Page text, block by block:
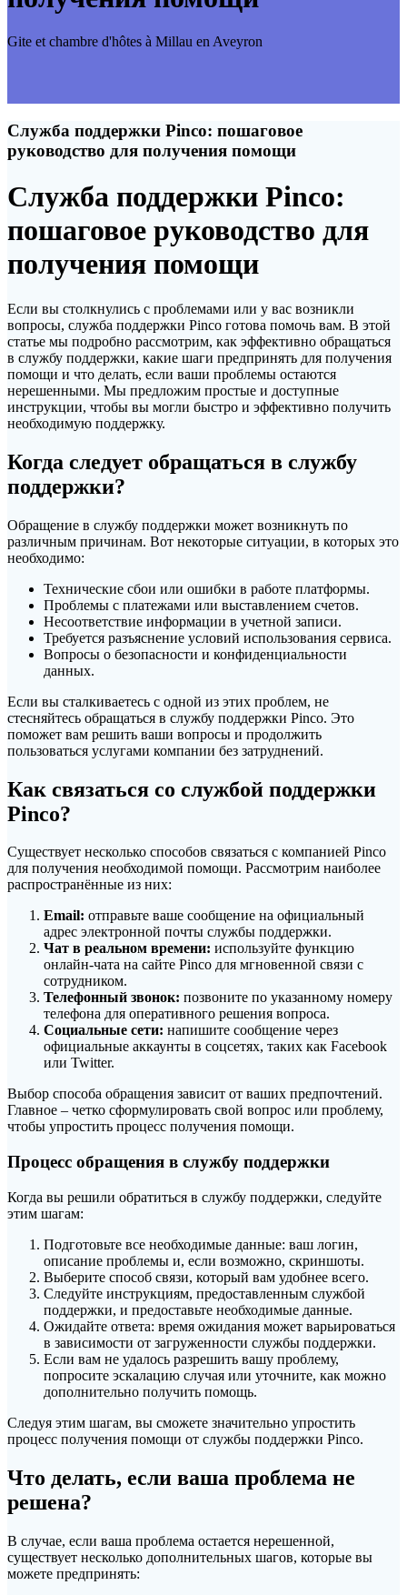
Gite et chambre d'hôtes à Millau en Aveyron
Служба поддержки Pinco: пошаговое
руководство для получения помощи
Служба поддержки Pinco:
пошаговое руководство для
получения помощи
Если вы столкнулись с проблемами или у вас возникли
вопросы, служба поддержки Pinco готова помочь вам. В этой
статье мы подробно рассмотрим, как эффективно обращаться
в службу поддержки, какие шаги предпринять для получения
помощи и что делать, если ваши проблемы остаются
нерешенными. Мы предложим простые и доступные
инструкции, чтобы вы могли быстро и эффективно получить
необходимую поддержку.
Когда следует обращаться в службу
поддержки?
Обращение в службу поддержки может возникнуть по
различным причинам. Вот некоторые ситуации, в которых это
необходимо:
Технические сбои или ошибки в работе платформы.
Проблемы с платежами или выставлением счетов.
Несоответствие информации в учетной записи.
Требуется разъяснение условий использования сервиса.
Вопросы о безопасности и конфиденциальности
данных.
Если вы сталкиваетесь с одной из этих проблем, не
стесняйтесь обращаться в службу поддержки Pinco. Это
поможет вам решить ваши вопросы и продолжить
пользоваться услугами компании без затруднений.
Как связаться со службой поддержки
Pinco?
Существует несколько способов связаться с компанией Pinco
для получения необходимой помощи. Рассмотрим наиболее
распространённые из них:
Email: отправьте ваше сообщение на официальный
адрес электронной почты службы поддержки.
Чат в реальном времени: используйте функцию
онлайн-чата на сайте Pinco для мгновенной связи с
сотрудником.
Телефонный звонок: позвоните по указанному номеру
телефона для оперативного решения вопроса.
Социальные сети: напишите сообщение через
официальные аккаунты в соцсетях, таких как Facebook
или Twitter.
Выбор способа обращения зависит от ваших предпочтений.
Главное – четко сформулировать свой вопрос или проблему,
чтобы упростить процесс получения помощи.
Процесс обращения в службу поддержки
Когда вы решили обратиться в службу поддержки, следуйте
этим шагам:
Подготовьте все необходимые данные: ваш логин,
описание проблемы и, если возможно, скриншоты.
Выберите способ связи, который вам удобнее всего.
Следуйте инструкциям, предоставленным службой
поддержки, и предоставьте необходимые данные.
Ожидайте ответа: время ожидания может варьироваться
в зависимости от загруженности службы поддержки.
Если вам не удалось разрешить вашу проблему,
попросите эскалацию случая или уточните, как можно
дополнительно получить помощь.
Следуя этим шагам, вы сможете значительно упростить
процесс получения помощи от службы поддержки Pinco.
Что делать, если ваша проблема не
решена?
В случае, если ваша проблема остается нерешенной,
существует несколько дополнительных шагов, которые вы
можете предпринять: